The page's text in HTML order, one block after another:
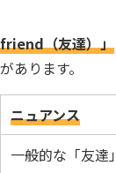
（友達）」
あります。
ニュアンス
一般的な「友達」